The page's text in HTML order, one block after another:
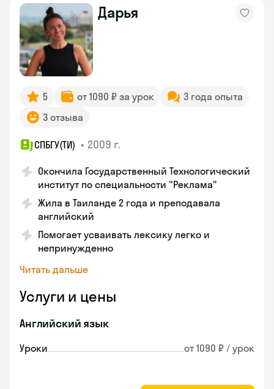
Дарья
5 от 1090 ₽ за урок
3 года опыта
3 отзыва
СПБГУ(ТИ) • 2009 г.
Окончила Государственный Технологический
институт по специальности "Реклама"
Жила в Таиланде 2 года и преподавала
английский
Помогает усваивать лексику легко и
непринужденно
Читать дальше
Услуги и цены
Английский язык
Уроки от 1090 ₽ / урок